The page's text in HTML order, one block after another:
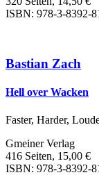
ISBN: 978-3-8392-
Bastian Zach
Hell over Wacken
Faster, Harder,
Gmeiner Verlag
416 Seiten, 15,00 €
ISBN: 978-3-8392-